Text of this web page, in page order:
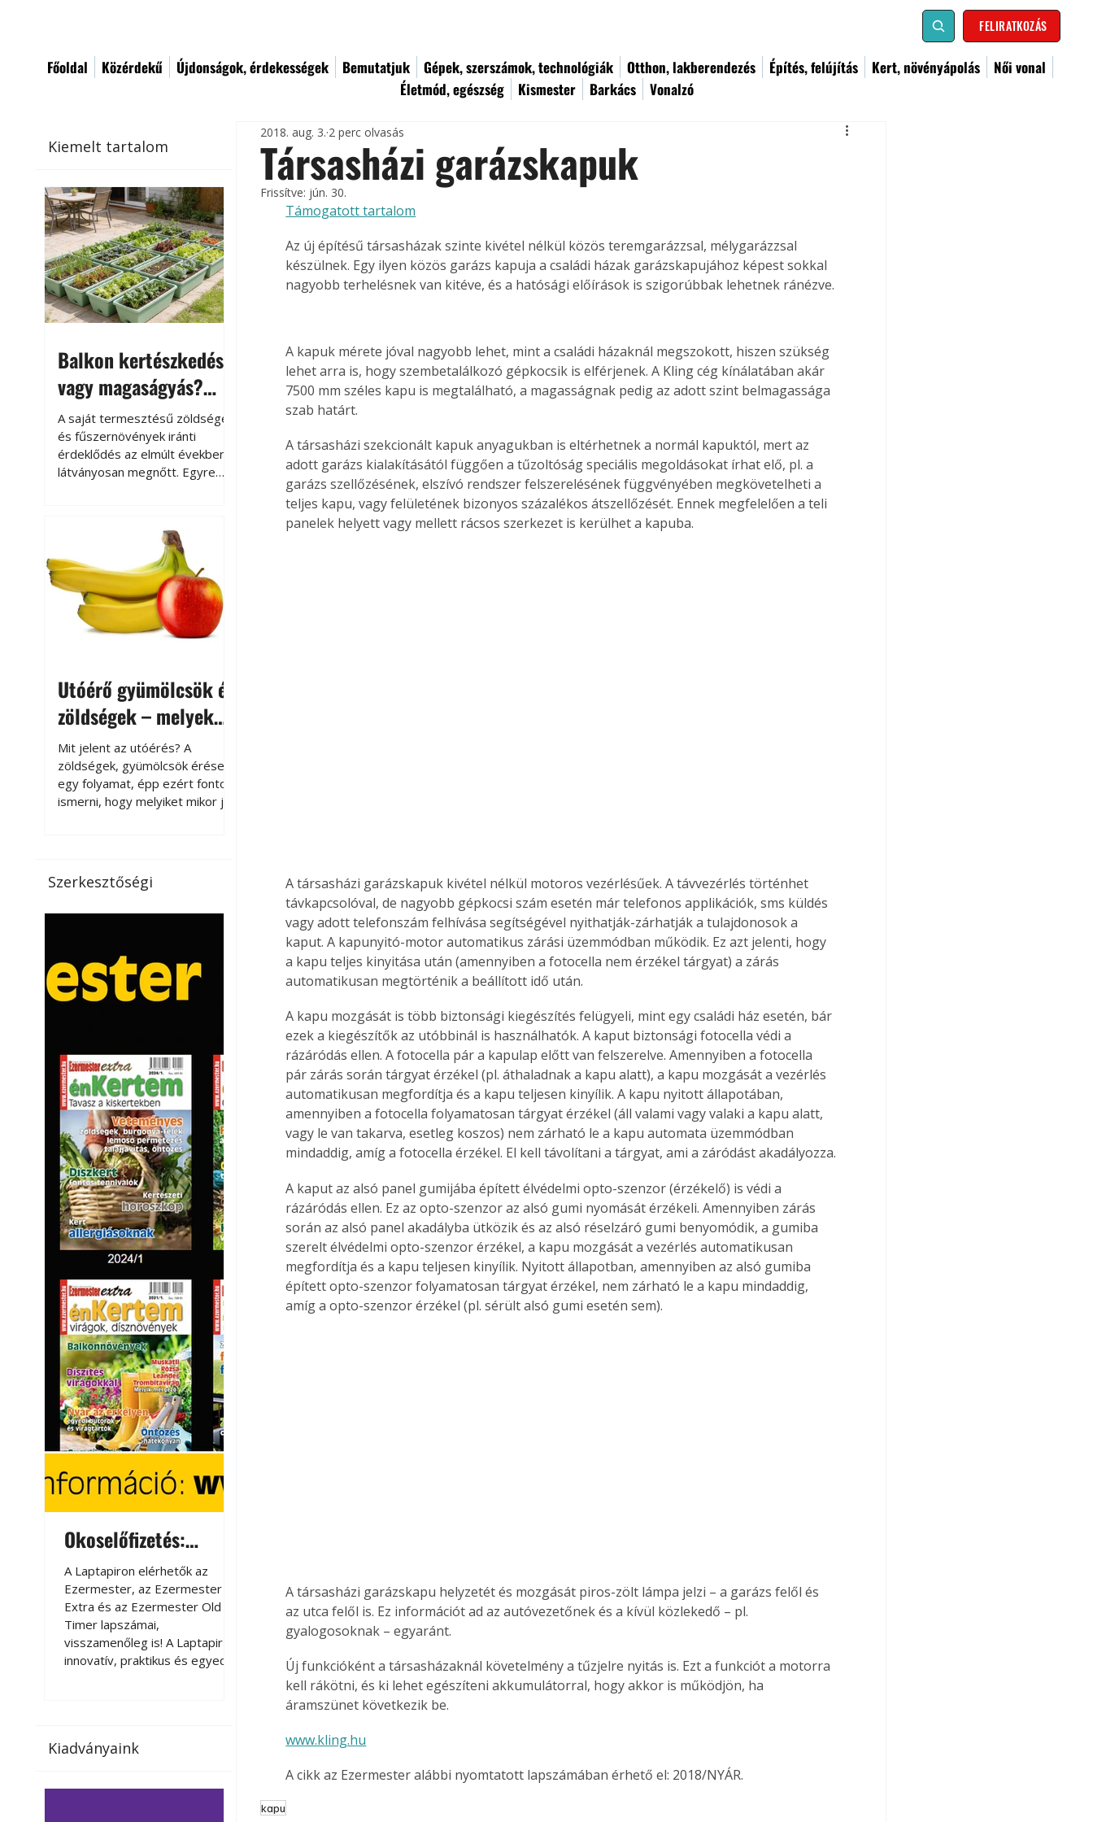
FELIRATKOZÁS
Főoldal Közérdekű Újdonságok, érdekességek Bemutatjuk Gépek, szerszámok, technológiák Otthon, lakberendezés Építés, felújítás Kert, növényápolás
Női vonal
Életmód, egészség
Kismester Barkács Vonalzó
Kiemelt tartalom
Balkon kertészkedés
vagy magaságyás?
Helytakarékos
kertészkedés
A saját termesztésű zöldségek
és fűszernövények iránti
érdeklődés az elmúlt években
látványosan megnőtt. Egyre
kertészkedés sokak számára
kikapcsolódást és feltöltődést
is jelent.
Utóérő gyümölcsök és
zöldségek – melyek
érnek tovább leszedés
után?
Mit jelent az utóérés? A
zöldségek, gyümölcsök érése
egy folyamat, épp ezért fontos
ismerni, hogy melyiket mikor jó
paradicsomot sokszor
gazdasági érettségben, azaz
Utóérik eközben, de nem lesz
olyan ízű, mint amit a saját
kertünkben, biológiai
tárolható h
Szerkesztőségi
Okoselőfizetés:
Ezermester Extra
A Laptapiron elérhetők az
Ezermester, az Ezermester
Extra és az Ezermester Old
Timer lapszámai,
visszamenőleg is! A Laptapir új,
innovatív, praktikus és egyedi
az otthonában, útközben vagy
elérhetők lapszámaink. Bárhol,
Ezermester, az Ezermester
Extra és az Ezermester Old
Timer lapszámai,
visszamenőleg is! A Laptapir új,
innovatív, praktikus és egyedi
megoldás a nyomtatott
magazinok digitális olvasására
számítógépen, okostelefonon
vagy táblagépen. Kényelmesen
az otthonában, útközben vagy
nyaralás, pihenés alatt is
elérhetők lapszámaink. Bárhol,
bármikor, akár külföldön élve
könyvek tetszőleges
párosítással kedvezményes
áron, 0 Ft postaköltséggel
Kiadványaink
Társasházi garázskapuk
2018. aug. 3. 2 perc olvasás
Frissítve: jún. 30.
Támogatott tartalom
Az új építésű társasházak szinte kivétel nélkül közös teremgarázzsal, mélygarázzsal
készülnek. Egy ilyen közös garázs kapuja a családi házak garázskapujához képest sokkal
nagyobb terhelésnek van kitéve, és a hatósági előírások is szigorúbbak lehetnek ránézve.
A kapuk mérete jóval nagyobb lehet, mint a családi házaknál megszokott, hiszen szükség
lehet arra is, hogy szembetalálkozó gépkocsik is elférjenek. A Kling cég kínálatában akár
7500 mm széles kapu is megtalálható, a magasságnak pedig az adott szint belmagassága
szab határt.
A társasházi szekcionált kapuk anyagukban is eltérhetnek a normál kapuktól, mert az
adott garázs kialakításától függően a tűzoltóság speciális megoldásokat írhat elő, pl. a
garázs szellőzésének, elszívó rendszer felszerelésének függvényében megkövetelheti a
teljes kapu, vagy felületének bizonyos százalékos átszellőzését. Ennek megfelelően a teli
panelek helyett vagy mellett rácsos szerkezet is kerülhet a kapuba.
A társasházi garázskapuk kivétel nélkül motoros vezérlésűek. A távvezérlés történhet
távkapcsolóval, de nagyobb gépkocsi szám esetén már telefonos applikációk, sms küldés
vagy adott telefonszám felhívása segítségével nyithatják-zárhatják a tulajdonosok a
kaput. A kapunyitó-motor automatikus zárási üzemmódban működik. Ez azt jelenti, hogy
a kapu teljes kinyitása után (amennyiben a fotocella nem érzékel tárgyat) a zárás
automatikusan megtörténik a beállított idő után.
A kapu mozgását is több biztonsági kiegészítés felügyeli, mint egy családi ház esetén, bár
ezek a kiegészítők az utóbbinál is használhatók. A kaput biztonsági fotocella védi a
rázáródás ellen. A fotocella pár a kapulap előtt van felszerelve. Amennyiben a fotocella
pár zárás során tárgyat érzékel (pl. áthaladnak a kapu alatt), a kapu mozgását a vezérlés
automatikusan megfordítja és a kapu teljesen kinyílik. A kapu nyitott állapotában,
amennyiben a fotocella folyamatosan tárgyat érzékel (áll valami vagy valaki a kapu alatt,
vagy le van takarva, esetleg koszos) nem zárható le a kapu automata üzemmódban
mindaddig, amíg a fotocella érzékel. El kell távolítani a tárgyat, ami a záródást akadályozza.
A kaput az alsó panel gumijába épített élvédelmi opto-szenzor (érzékelő) is védi a
rázáródás ellen. Ez az opto-szenzor az alsó gumi nyomását érzékeli. Amennyiben zárás
során az alsó panel akadályba ütközik és az alsó réselzáró gumi benyomódik, a gumiba
szerelt élvédelmi opto-szenzor érzékel, a kapu mozgását a vezérlés automatikusan
megfordítja és a kapu teljesen kinyílik. Nyitott állapotban, amennyiben az alsó gumiba
épített opto-szenzor folyamatosan tárgyat érzékel, nem zárható le a kapu mindaddig,
amíg a opto-szenzor érzékel (pl. sérült alsó gumi esetén sem).
A társasházi garázskapu helyzetét és mozgását piros-zölt lámpa jelzi – a garázs felől és
az utca felől is. Ez információt ad az autóvezetőnek és a kívül közlekedő – pl.
gyalogosoknak – egyaránt.
Új funkcióként a társasházaknál követelmény a tűzjelre nyitás is. Ezt a funkciót a motorra
kell rákötni, és ki lehet egészíteni akkumulátorral, hogy akkor is működjön, ha
áramszünet következik be.
www.kling.hu
A cikk az Ezermester alábbi nyomtatott lapszámában érhető el: 2018/NYÁR.
kapu